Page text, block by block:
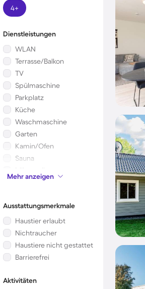
4+
Dienstleistungen
WLAN
Terrasse/Balkon
TV
Spülmaschine
Parkplatz
Küche
Waschmaschine
Garten
Kamin/Ofen
Sauna
Mikrowelle
Kinderbett
Mehr anzeigen
Ausstattungsmerkmale
Haustier erlaubt
Nichtraucher
Haustiere nicht gestattet
Barrierefrei
Aktivitäten